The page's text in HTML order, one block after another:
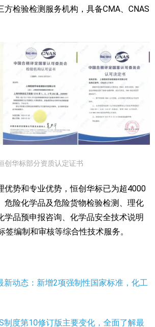
方检验检测服务机构，具备CMA、CNAS
创华标部分资质认定证书
优势和专业优势，恒创华标已为超4000
危险化学品及危险货物检验检测、理化
学品预申报咨询、化学品安全技术说明
签编制和审核等综合性技术服务。
新动态：新增2项强制性国家标准，化工
制度第10修订版主要变化，全面了解最